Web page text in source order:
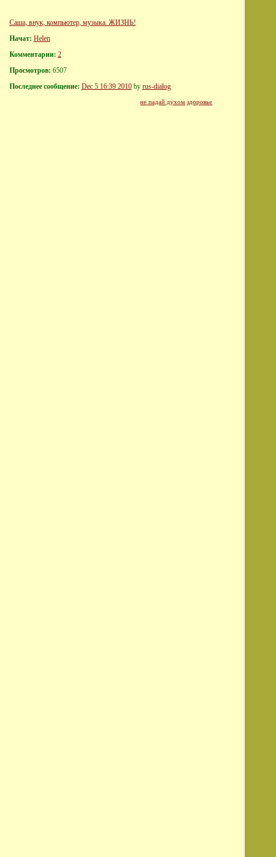
Саша, внук, компьютер, музыка. ЖИЗНЬ!
Начат: Helen
Комментарии: 2
Просмотров: 6507
Последнее сообщение: Dec 5 16:39 2010by rus-dialog
не падай духом здоровье